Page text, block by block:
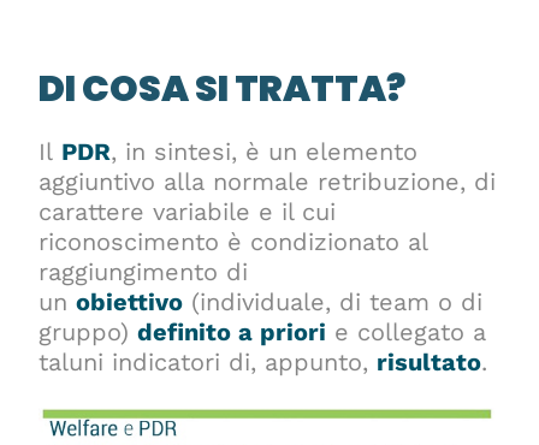
DI COSA SI TRATTA?
Il PDR, in sintesi, è un elemento
aggiuntivo alla normale retribuzione, di
carattere variabile e il cui
riconoscimento è condizionato al
raggiungimento di
unobiettivo (individuale, di team o di
gruppo)definito a priori e collegato a
taluni indicatori di, appunto, risultato.